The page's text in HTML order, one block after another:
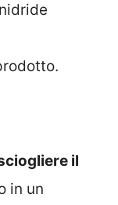
il
in un